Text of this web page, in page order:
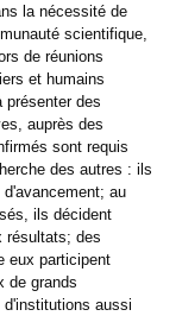
la nécessité de
scientifique,
de réunions
et humains
des
auprès des
sont requis
des autres : ils
au
ils décident
résultats; des
eux participent
de grands
d'institutions aussi